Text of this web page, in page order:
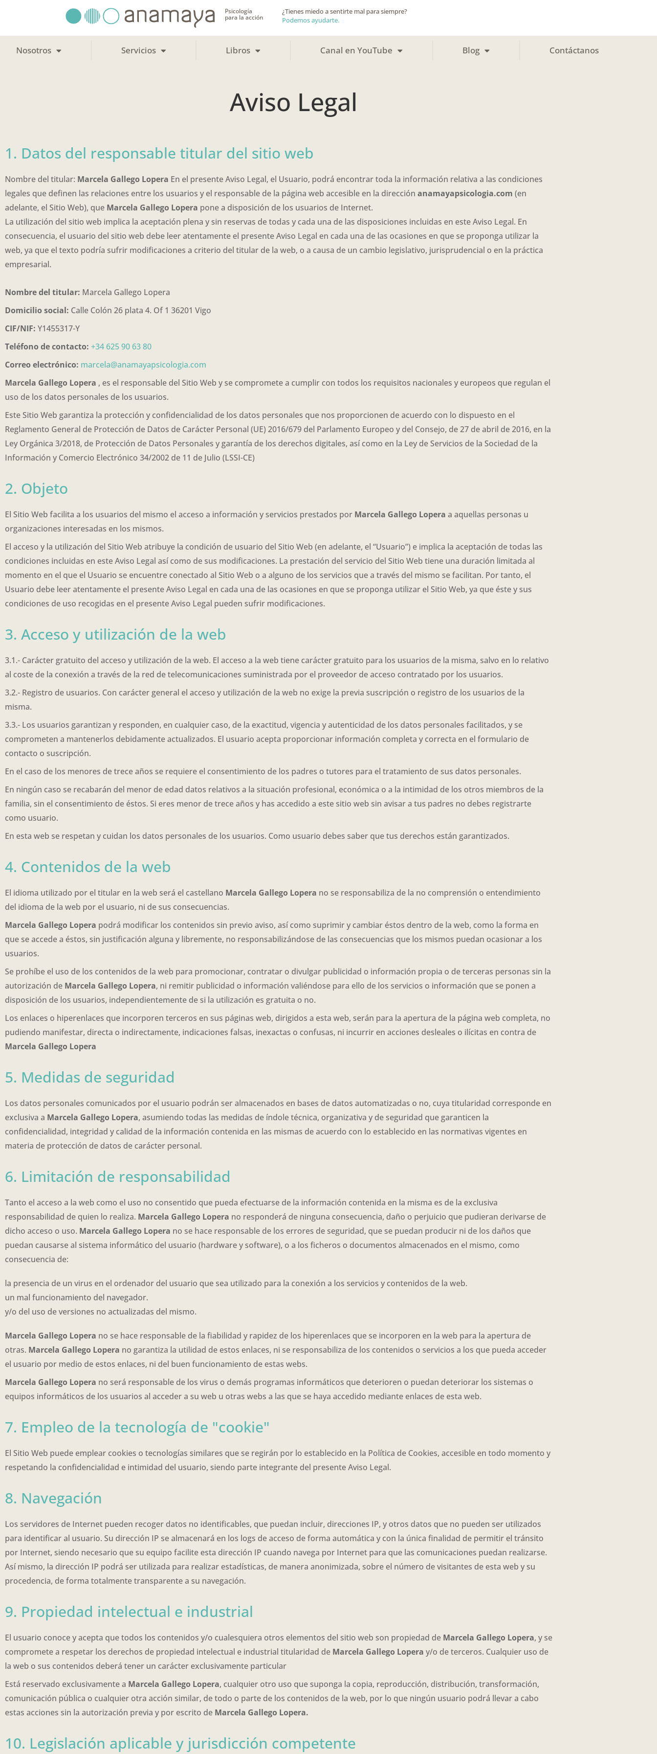
contenido
Psicología
para la acción
¿Tienes miedo a sentirte mal para siempre?
Podemos ayudarte.
Nosotros Servicios Libros Canal en YouTube Blog Contáctanos
Aviso Legal
1. Datos del responsable titular del sitio web
Nombre del titular: Marcela Gallego Lopera En el presente Aviso Legal, el Usuario, podrá encontrar toda la información relativa a las condiciones
legales que definen las relaciones entre los usuarios y el responsable de la página web accesible en la dirección anamayapsicologia.com (en
adelante, el Sitio Web), que Marcela Gallego Lopera pone a disposición de los usuarios de Internet.
La utilización del sitio web implica la aceptación plena y sin reservas de todas y cada una de las disposiciones incluidas en este Aviso Legal. En
consecuencia, el usuario del sitio web debe leer atentamente el presente Aviso Legal en cada una de las ocasiones en que se proponga utilizar la
web, ya que el texto podría sufrir modificaciones a criterio del titular de la web, o a causa de un cambio legislativo, jurisprudencial o en la práctica
empresarial.
Nombre del titular: Marcela Gallego Lopera
Domicilio social: Calle Colón 26 plata 4. Of 1 36201 Vigo
CIF/NIF: Y1455317-Y
Teléfono de contacto: +34 625 90 63 80
Correo electrónico: marcela@anamayapsicologia.com
Marcela Gallego Lopera , es el responsable del Sitio Web y se compromete a cumplir con todos los requisitos nacionales y europeos que regulan el
uso de los datos personales de los usuarios.
Este Sitio Web garantiza la protección y confidencialidad de los datos personales que nos proporcionen de acuerdo con lo dispuesto en el
Reglamento General de Protección de Datos de Carácter Personal (UE) 2016/679 del Parlamento Europeo y del Consejo, de 27 de abril de 2016, en la
Ley Orgánica 3/2018, de Protección de Datos Personales y garantía de los derechos digitales, así como en la Ley de Servicios de la Sociedad de la
Información y Comercio Electrónico 34/2002 de 11 de Julio (LSSI-CE)
2. Objeto
El Sitio Web facilita a los usuarios del mismo el acceso a información y servicios prestados por Marcela Gallego Lopera a aquellas personas u
organizaciones interesadas en los mismos.
El acceso y la utilización del Sitio Web atribuye la condición de usuario del Sitio Web (en adelante, el “Usuario”) e implica la aceptación de todas las
condiciones incluidas en este Aviso Legal así como de sus modificaciones. La prestación del servicio del Sitio Web tiene una duración limitada al
momento en el que el Usuario se encuentre conectado al Sitio Web o a alguno de los servicios que a través del mismo se facilitan. Por tanto, el
Usuario debe leer atentamente el presente Aviso Legal en cada una de las ocasiones en que se proponga utilizar el Sitio Web, ya que éste y sus
condiciones de uso recogidas en el presente Aviso Legal pueden sufrir modificaciones.
3. Acceso y utilización de la web
3.1.- Carácter gratuito del acceso y utilización de la web. El acceso a la web tiene carácter gratuito para los usuarios de la misma, salvo en lo relativo
al coste de la conexión a través de la red de telecomunicaciones suministrada por el proveedor de acceso contratado por los usuarios.
3.2.- Registro de usuarios. Con carácter general el acceso y utilización de la web no exige la previa suscripción o registro de los usuarios de la
misma.
3.3.- Los usuarios garantizan y responden, en cualquier caso, de la exactitud, vigencia y autenticidad de los datos personales facilitados, y se
comprometen a mantenerlos debidamente actualizados. El usuario acepta proporcionar información completa y correcta en el formulario de
contacto o suscripción.
En el caso de los menores de trece años se requiere el consentimiento de los padres o tutores para el tratamiento de sus datos personales.
En ningún caso se recabarán del menor de edad datos relativos a la situación profesional, económica o a la intimidad de los otros miembros de la
familia, sin el consentimiento de éstos. Si eres menor de trece años y has accedido a este sitio web sin avisar a tus padres no debes registrarte
como usuario.
En esta web se respetan y cuidan los datos personales de los usuarios. Como usuario debes saber que tus derechos están garantizados.
4. Contenidos de la web
El idioma utilizado por el titular en la web será el castellano Marcela Gallego Lopera no se responsabiliza de la no comprensión o entendimiento
del idioma de la web por el usuario, ni de sus consecuencias.
Marcela Gallego Lopera podrá modificar los contenidos sin previo aviso, así como suprimir y cambiar éstos dentro de la web, como la forma en
que se accede a éstos, sin justificación alguna y libremente, no responsabilizándose de las consecuencias que los mismos puedan ocasionar a los
usuarios.
Se prohíbe el uso de los contenidos de la web para promocionar, contratar o divulgar publicidad o información propia o de terceras personas sin la
autorización de Marcela Gallego Lopera, ni remitir publicidad o información valiéndose para ello de los servicios o información que se ponen a
disposición de los usuarios, independientemente de si la utilización es gratuita o no.
Los enlaces o hiperenlaces que incorporen terceros en sus páginas web, dirigidos a esta web, serán para la apertura de la página web completa, no
pudiendo manifestar, directa o indirectamente, indicaciones falsas, inexactas o confusas, ni incurrir en acciones desleales o ilícitas en contra de
Marcela Gallego Lopera
5. Medidas de seguridad
Los datos personales comunicados por el usuario podrán ser almacenados en bases de datos automatizadas o no, cuya titularidad corresponde en
exclusiva a Marcela Gallego Lopera, asumiendo todas las medidas de índole técnica, organizativa y de seguridad que garanticen la
confidencialidad, integridad y calidad de la información contenida en las mismas de acuerdo con lo establecido en las normativas vigentes en
materia de protección de datos de carácter personal.
6. Limitación de responsabilidad
Tanto el acceso a la web como el uso no consentido que pueda efectuarse de la información contenida en la misma es de la exclusiva
responsabilidad de quien lo realiza. Marcela Gallego Lopera no responderá de ninguna consecuencia, daño o perjuicio que pudieran derivarse de
dicho acceso o uso. Marcela Gallego Lopera no se hace responsable de los errores de seguridad, que se puedan producir ni de los daños que
puedan causarse al sistema informático del usuario (hardware y software), o a los ficheros o documentos almacenados en el mismo, como
consecuencia de:
la presencia de un virus en el ordenador del usuario que sea utilizado para la conexión a los servicios y contenidos de la web.
un mal funcionamiento del navegador.
y/o del uso de versiones no actualizadas del mismo.
Marcela Gallego Lopera no se hace responsable de la fiabilidad y rapidez de los hiperenlaces que se incorporen en la web para la apertura de
otras. Marcela Gallego Lopera no garantiza la utilidad de estos enlaces, ni se responsabiliza de los contenidos o servicios a los que pueda acceder
el usuario por medio de estos enlaces, ni del buen funcionamiento de estas webs.
Marcela Gallego Lopera no será responsable de los virus o demás programas informáticos que deterioren o puedan deteriorar los sistemas o
equipos informáticos de los usuarios al acceder a su web u otras webs a las que se haya accedido mediante enlaces de esta web.
7. Empleo de la tecnología de "cookie"
El Sitio Web puede emplear cookies o tecnologías similares que se regirán por lo establecido en la Política de Cookies, accesible en todo momento y
respetando la confidencialidad e intimidad del usuario, siendo parte integrante del presente Aviso Legal.
8. Navegación
Los servidores de Internet pueden recoger datos no identificables, que puedan incluir, direcciones IP, y otros datos que no pueden ser utilizados
para identificar al usuario. Su dirección IP se almacenará en los logs de acceso de forma automática y con la única finalidad de permitir el tránsito
por Internet, siendo necesario que su equipo facilite esta dirección IP cuando navega por Internet para que las comunicaciones puedan realizarse.
Así mismo, la dirección IP podrá ser utilizada para realizar estadísticas, de manera anonimizada, sobre el número de visitantes de esta web y su
procedencia, de forma totalmente transparente a su navegación.
9. Propiedad intelectual e industrial
El usuario conoce y acepta que todos los contenidos y/o cualesquiera otros elementos del sitio web son propiedad de Marcela Gallego Lopera, y se
compromete a respetar los derechos de propiedad intelectual e industrial titularidad de Marcela Gallego Lopera y/o de terceros. Cualquier uso de
la web o sus contenidos deberá tener un carácter exclusivamente particular
Está reservado exclusivamente a Marcela Gallego Lopera, cualquier otro uso que suponga la copia, reproducción, distribución, transformación,
comunicación pública o cualquier otra acción similar, de todo o parte de los contenidos de la web, por lo que ningún usuario podrá llevar a cabo
estas acciones sin la autorización previa y por escrito de Marcela Gallego Lopera.
10. Legislación aplicable y jurisdicción competente